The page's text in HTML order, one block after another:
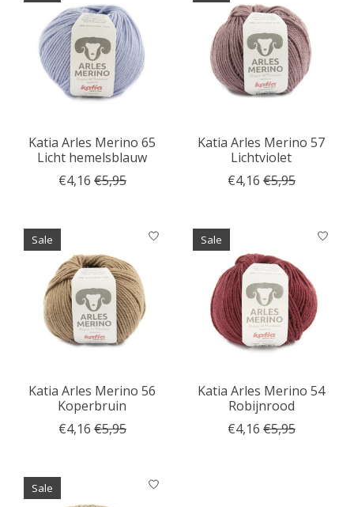
Katia Arles Merino 65
Licht hemelsblauw
€4,16 €5,95
Katia Arles Merino 57
Lichtviolet
€4,16 €5,95
Sale
Katia Arles Merino 56
Koperbruin
€4,16 €5,95
Sale
Katia Arles Merino 54
Robijnrood
€4,16 €5,95
Sale